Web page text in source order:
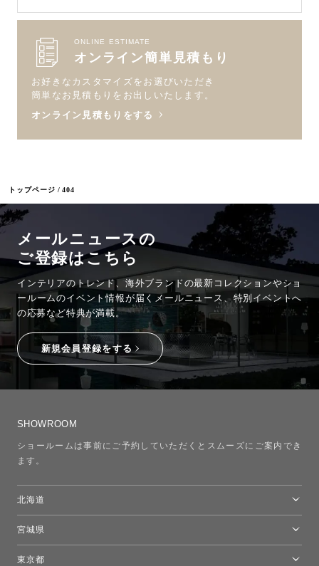
トップページ 404
ONLINE ESTIMATE
オンライン簡単見積もり
お好きなカスタマイズをお選びいただき
簡単なお見積もりをお出しいたします。
オンライン見積もりをする
メールニュースの
ご登録はこちら
インテリアのトレンド、海外ブランドの最新コレクションやショ
ールームのイベント情報が届くメールニュース、特別イベントへ
の応募など特典が満載。
新規会員登録をする
SHOWROOM
ショールームは事前にご予約していただくとスムーズにご案内でき
ます。
北海道
宮城県
東京都